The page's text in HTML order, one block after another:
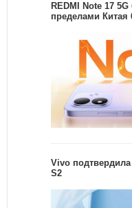
REDMI Note 17
пределами Китая
Vivo
S2